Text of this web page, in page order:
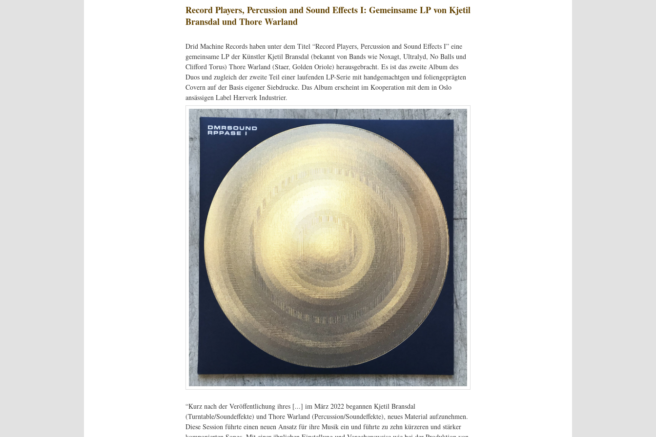
Record Players, Percussion and Sound Effects I: Gemeinsame LP von Kjetil
Bransdal und Thore Warland
Drid Machine Records haben unter dem Titel “Record Players, Percussion and Sound Effects I” eine
gemeinsame LP der Künstler Kjetil Bransdal (bekannt von Bands wie Noxagt, Ultralyd, No Balls und
Clifford Torus) Thore Warland (Staer, Golden Oriole) herausgebracht. Es ist das zweite Album des
Duos und zugleich der zweite Teil einer laufenden LP-Serie mit handgemachtgen und foliengeprägten
Covern auf der Basis eigener Siebdrucke. Das Album erscheint im Kooperation mit dem in Oslo
ansässigen Label Hærverk Industrier.
“Kurz nach der Veröffentlichung ihres [...] im März 2022 begannen Kjetil Bransdal
(Turntable/Soundeffekte) und Thore Warland (Percussion/Soundeffekte), neues Material aufzunehmen.
Diese Session führte einen neuen Ansatz für ihre Musik ein und führte zu zehn kürzeren und stärker